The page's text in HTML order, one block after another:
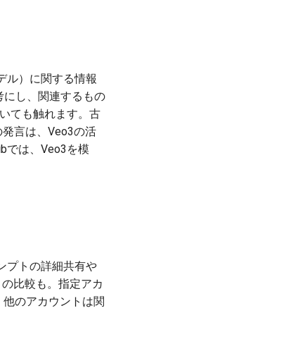
ル）に関する情報
し、関連するもの
ても触れます。古
言は、Veo3の活
では、Veo3を模
プトの詳細共有や
比較も。指定アカ
のアカウントは関